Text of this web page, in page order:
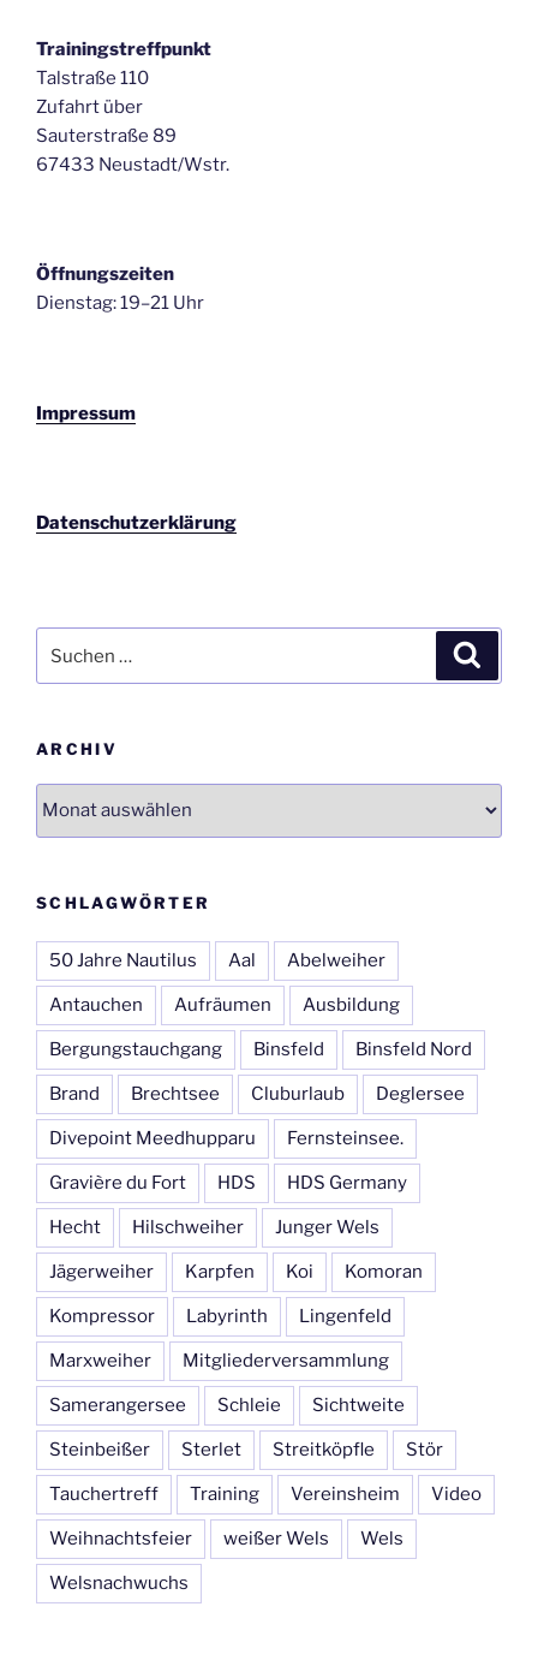
Trainingstreffpunkt
Talstraße 110
Zufahrt über
Sauterstraße 89
67433 Neustadt/Wstr.
Öffnungszeiten
Dienstag: 19–21 Uhr
Impressum
Datenschutzerklärung
nach:
ARCHIV
Archiv
SCHLAGWÖRTER
50 Jahre Nautilus Aal Abelweiher
Antauchen Aufräumen Ausbildung
Bergungstauchgang Binsfeld Binsfeld Nord
Brand Brechtsee Cluburlaub Deglersee
Divepoint Meedhupparu Fernsteinsee.
Gravière du Fort HDS HDS Germany
Hecht Hilschweiher Junger Wels
Jägerweiher Karpfen Koi Komoran
Kompressor Labyrinth Lingenfeld
Marxweiher Mitgliederversammlung
Samerangersee Schleie Sichtweite
Steinbeißer Sterlet Streitköpfle Stör
Tauchertreff Training Vereinsheim Video
Weihnachtsfeier weißer Wels Wels
Welsnachwuchs